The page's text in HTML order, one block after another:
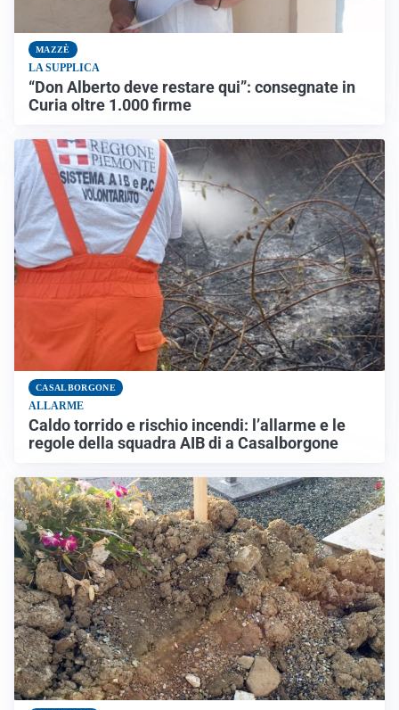
MAZZÈ
LA SUPPLICA
“Don Alberto deve restare qui”: consegnate in
Curia oltre 1.000 firme
CASALBORGONE
ALLARME
Caldo torrido e rischio incendi: l’allarme e le
regole della squadra AIB di a Casalborgone